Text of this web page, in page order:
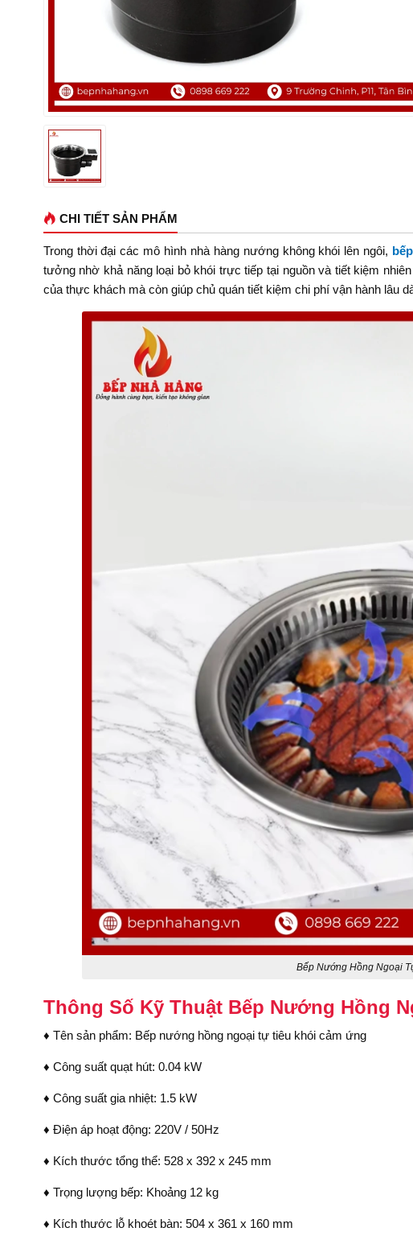
CHI TIẾT SẢN PHẨM
Trong thời đại các mô hình nhà hàng nướng không khói lên ngôi,
tưởng nhờ khả năng loại bỏ khói trực tiếp tại nguồn và tiết kiệm
của thực khách mà còn giúp chủ quán tiết kiệm chi phí vận hành lâu
Bếp Nướng Hồng Ngoại
Thông Số Kỹ Thuật Bếp Nướng Hồng
♦ Tên sản phẩm: Bếp nướng hồng ngoại tự tiêu khói cảm ứng
♦ Công suất quạt hút: 0.04 kW
♦ Công suất gia nhiệt: 1.5 kW
♦ Điện áp hoạt động: 220V / 50Hz
♦ Kích thước tổng thể: 528 x 392 x 245 mm
♦ Trọng lượng bếp: Khoảng 12 kg
♦ Kích thước lỗ khoét bàn: 504 x 361 x 160 mm